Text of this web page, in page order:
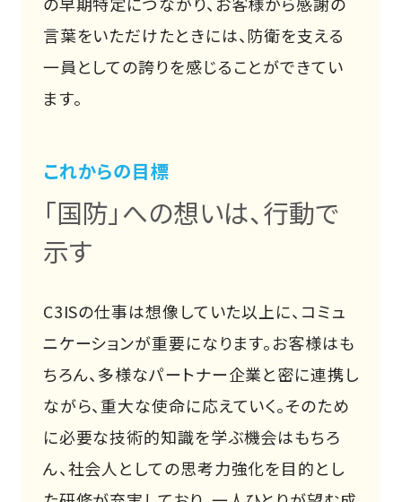
言葉をいただけたときには、防衛を支える
一員としての誇りを感じることができてい
ます。
これからの目標
「国防」への想いは、行動で
示す
C3ISの仕事は想像していた以上に、コミュ
ニケーションが重要になります。お客様はも
ちろん、多様なパートナー企業と密に連携し
ながら、重大な使命に応えていく。そのため
に必要な技術的知識を学ぶ機会はもちろ
ん、社会人としての思考力強化を目的とし